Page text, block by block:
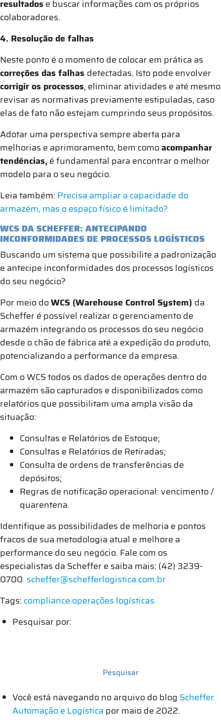
resultadose buscar informações com os próprios
colaboradores.
4. Resolução de falhas
Neste ponto é o momento de colocar em prática as
correções das falhas detectadas. Isto pode envolver
corrigir os processos, eliminar atividades e até mesmo
revisar as normativas previamente estipuladas, caso
elas de fato não estejam cumprindo seus propósitos.
Adotar uma perspectiva sempre aberta para
melhorias e aprimoramento, bem comoacompanhar
tendências,é fundamental para encontrar o melhor
modelo para o seu negócio.
Leia também: Precisa ampliar a capacidade do
armazém, mas o espaço físico é limitado?
WCS DA SCHEFFER: ANTECIPANDO
INCONFORMIDADES DE PROCESSOS LOGÍSTICOS
Buscando um sistema que possibilite a padronização
e antecipe inconformidades dos processos logísticos
do seu negócio?
Por meio doWCS (Warehouse Control System) da
Scheffer é possível realizar o gerenciamento de
armazém integrando os processos do seu negócio
desde o chão de fábrica até a expedição do produto,
potencializando a performance da empresa.
Com o WCS todos os dados de operações dentro do
armazém são capturados e disponibilizados como
relatórios que possibilitam uma ampla visão da
situação:
Consultas e Relatórios de Estoque;
Consultas e Relatórios de Retiradas;
Consulta de ordens de transferências de
depósitos;
Regras de notificação operacional: vencimento /
quarentena.
Identifique as possibilidades de melhoria e pontos
fracos de sua metodologia atual e melhore a
performance do seu negócio. Fale com os
especialistas da Scheffer e saiba mais: (42) 3239-
0700 scheffer@schefferlogistica.com.br
Tags: compliance operações logísticas
Pesquisar por:
Você está navegando no arquivo do blog Scheffer
Automação e Logística por maio de 2022.